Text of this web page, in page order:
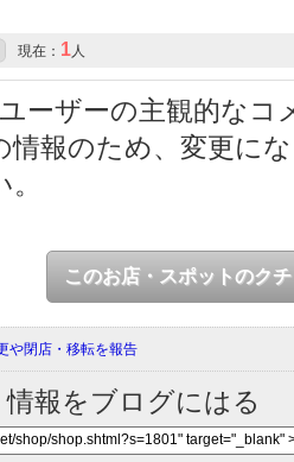
現在： 1 人
ーザーの主観的なコ
情報のため、変更に
このお店・スポットのク
や閉店・移転を報告
報をブログにはる